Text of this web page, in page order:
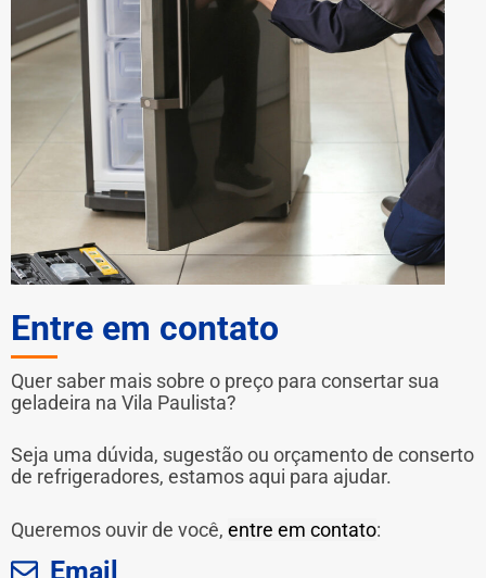
Entre em contato
Quer saber mais sobre o preço para consertar sua
geladeira na Vila Paulista?
Seja uma dúvida, sugestão ou orçamento de conserto
de refrigeradores, estamos aqui para ajudar.
Queremos ouvir de você, entre em contato:
Email